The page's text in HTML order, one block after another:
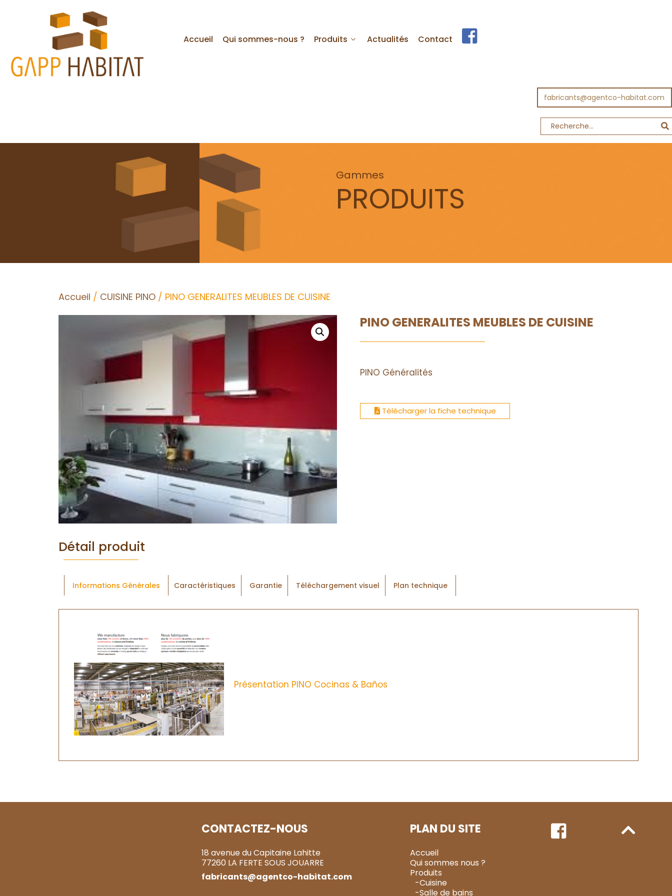
Accueil Qui sommes-nous ? Produits Actualités Contact
fabricants@agentco-habitat.com
Gammes
PRODUITS
Accueil / CUISINE PINO / PINO GENERALITES MEUBLES DE CUISINE
PINO GENERALITES MEUBLES DE CUISINE
PINO Généralités
Télécharger la fiche technique
Détail produit
Informations Générales Caractéristiques Garantie Téléchargement visuel Plan technique
Présentation PINO Cocinas & Baños
CONTACTEZ-NOUS
18 avenue du Capitaine Lahitte
77260 LA FERTE SOUS JOUARRE
fabricants@agentco-habitat.com
PLAN DU SITE
Accueil
Qui sommes nous ?
Produits
-Cuisine
-Salle de bains